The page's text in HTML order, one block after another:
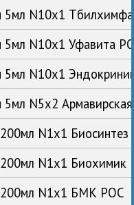
5мл N10x1
5мл N10x1 Уфавита
5мл N10x1
5мл N5x2
N1x1
N1x1 Биохимик
200мл N1x1 БМК РОС